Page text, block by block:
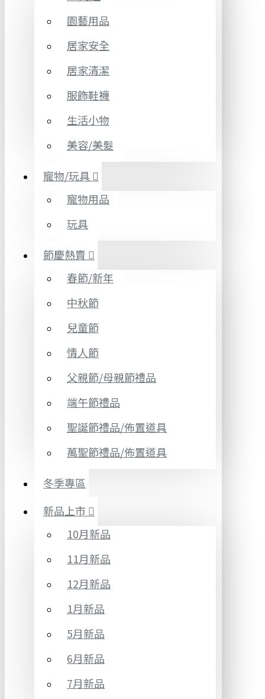
園藝用品
居家安全
居家清潔
服飾鞋襪
生活小物
美容/美髮
寵物/玩具
寵物用品
玩具
節慶熱賣
春節/新年
中秋節
兒童節
情人節
父親節/母親節禮品
端午節禮品
聖誕節禮品/佈置道具
萬聖節禮品/佈置道具
冬季專區
新品上市
10月新品
11月新品
12月新品
1月新品
5月新品
6月新品
7月新品